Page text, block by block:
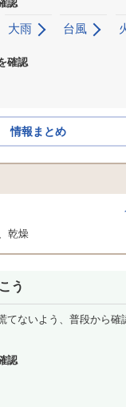
認
大雨 台風
確認
情報まとめ
乾燥
う
てないよう、普段から確
認